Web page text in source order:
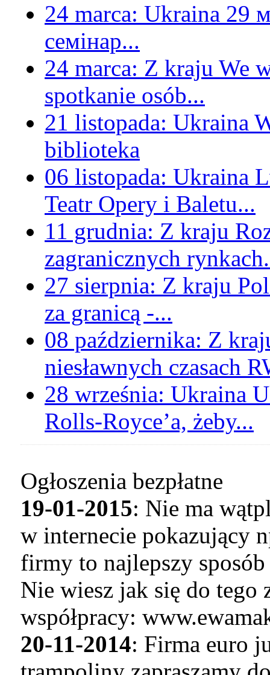
24 marca: Ukraina 29
семінар...
24 marca: Z kraju We
spotkanie osób...
21 listopada: Ukraina
biblioteka
06 listopada: Ukraina
Teatr Opery i Baletu...
11 grudnia: Z kraju
zagranicznych
27 sierpnia: Z kraju
za granicą -...
08 października: Z
niesławnych czasach
28 września: Ukraina
Rolls-Royce’a, żeby...
Ogłoszenia bezpłatne
19-01-2015: Nie ma
w internecie pokazujący
firmy to najlepszy
Nie wiesz jak się do tego
współpracy:
20-11-2014: Firma euro